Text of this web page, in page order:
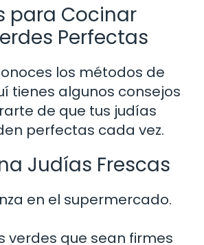
para Cocinar
Perfectas
los métodos de
tienes algunos consejos
de que tus judías
perfectas cada vez.
Judías Frescas
en el supermercado.
verdes que sean firmes